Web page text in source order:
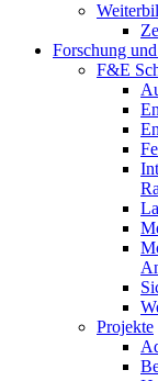
Forschung
F&E
Projekte